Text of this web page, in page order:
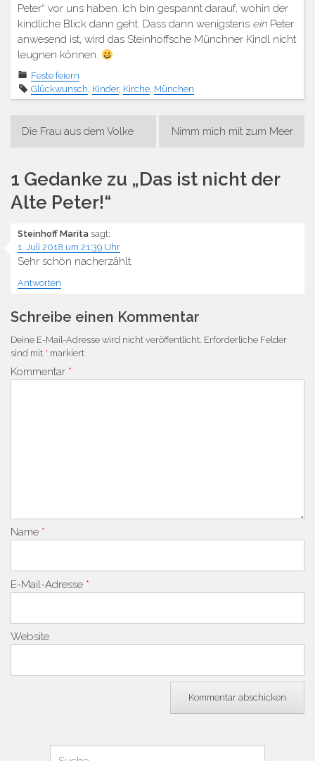
Peter“ vor uns haben. Ich bin gespannt darauf, wohin der
kindliche Blick dann geht. Dass dann wenigstens ein Peter
anwesend ist, wird das Steinhoffsche Münchner Kindl nicht
leugnen können.
Feste feiern
Glückwunsch Kinder, Kirche München
Beitragsnavigation
Die Frau aus dem Volke Nimm mich mit zum Meer
1 Gedanke zu „Das ist nicht der
Alte Peter!“
Steinhoff Marita sagt:
1. Juli 2018 um 21:39 Uhr
Sehr schön nacherzählt.
Antworten
Schreibe einen Kommentar
Deine E-Mail-Adresse wird nicht veröffentlicht. Erforderliche Felder
sind mit * markiert
Kommentar *
Name *
E-Mail-Adresse *
Website
Suchen